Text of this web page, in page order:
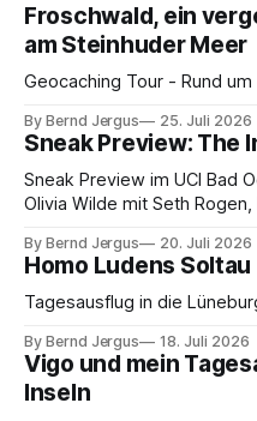
Froschwald, ein
am Steinhuder Meer
Geocaching Tour - Rund
By Bernd Jergus 25. Juli 2026
Sneak Preview: The
Sneak Preview im UCI Bad
Olivia Wilde mit Seth
By Bernd Jergus 20. Juli 2026
Homo Ludens Soltau
Tagesausflug in die
By Bernd Jergus 18. Juli 2026
Vigo und mein
Inseln